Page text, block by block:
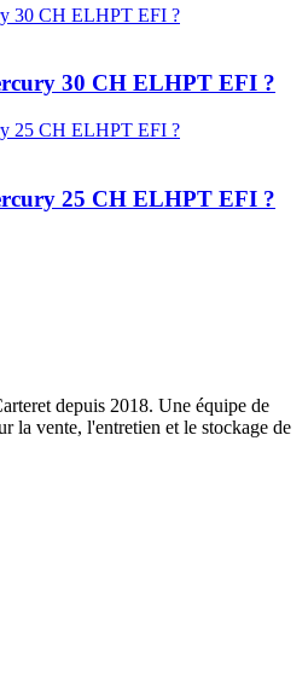
30 CH ELHPT EFI ?
25 CH ELHPT EFI ?
depuis 2018. Une équipe de
la vente, l'entretien et le stockage de